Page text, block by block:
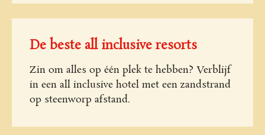
De beste all inclusive resorts
Zin om alles op één plek te hebben? Verblijf
in een all inclusive hotel met een zandstrand
op steenworp afstand.